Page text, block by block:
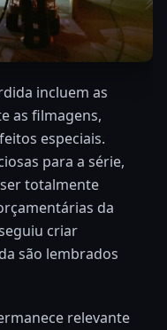
incluem as
as filmagens,
especiais.
para a série,
totalmente
da
criar
são lembrados
relevante